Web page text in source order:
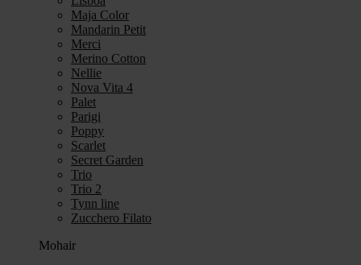
Maja Color
Mandarin Petit
Merci
Merino Cotton
Nellie
Nova Vita 4
Palet
Parigi
Poppy
Scarlet
Secret Garden
Trio
Trio 2
Tynn line
Zucchero Filato
Mohair